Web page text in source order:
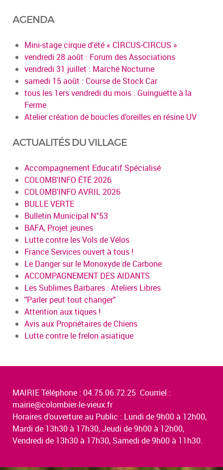
AGENDA
Mini-stage cirque d'été « CIRCUS-CIRCUS »
vendredi 28 août : Forum des Associations
vendredi 31 juillet : Marché Nocturne
samedi 15 août : Course de Stock Car
tous les 1ers vendredi du mois : Guinguette à la
Ferme
Atelier création de boucles d’oreilles en résine UV
ACTUALITÉS DU VILLAGE
Accompagnement Educatif Spécialisé
COLOMB'INFO ÉTÉ 2026
COLOMB'INFO AVRIL 2026
BULLE VERTE
Bulletin Municipal N°53
BAFA, Projet jeunes
Lutte contre les Vols de Vélos
France Services ouvert à tous !
Le Danger sur le Monoxyde de Carbone
ACCOMPAGNEMENT DES AIDANTS
Les Sublimes Barbares : Ateliers Libres
"Parler peut tout changer"
Attention aux tiques !
Avis aux Propriétaires de Chiens
Lutte contre le frelon asiatique
MAIRIE Téléphone : 04.75.06.72.25 Courriel :
mairie@colombier-le-vieux.fr
Horaires d’ouverture au Public : Lundi de 9h00 à 12h00,
Mardi de 13h30 à 17h30, Jeudi de 9h00 à 12h00,
Vendredi de 13h30 à 17h30, Samedi de 9h00 à 11h30.